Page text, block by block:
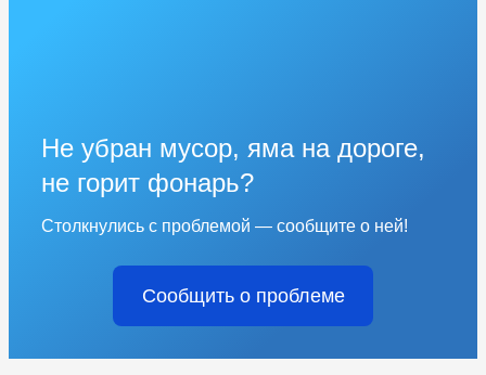
Не убран мусор, яма на дороге,
не горит фонарь?
Столкнулись с проблемой — сообщите о ней!
Сообщить о проблеме